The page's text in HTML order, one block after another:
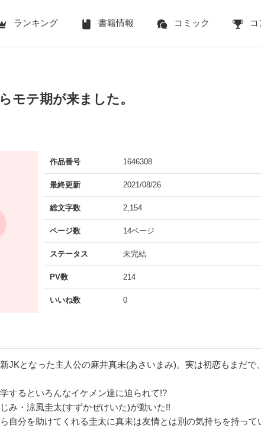
ランキング 書籍情報 コミック コ
モテ期が来ました。
作品番号 1646308
最終更新 2021/08/26
総文字数 2,154
ページ数 14ページ
ステータス 未完結
PV数 214
いいね数 0
JKとなった主人公の麻井真未(あさいまみ)。実は初恋もまだで
するといろんなイケメン達に迫られて!?
み・涼風圭太(すずかぜけいた)が動いた!!
自分を助けてくれる圭太に真未は友情とは別の気持ちを持って